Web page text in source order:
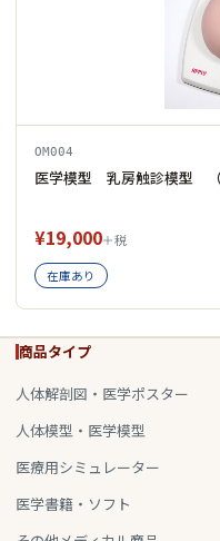
OM004
医学模型 乳房触診模型 （
¥19,000＋税
在庫あり
商品タイプ
人体解剖図・医学ポスター
人体模型・医学模型
医療用シミュレーター
医学書籍・ソフト